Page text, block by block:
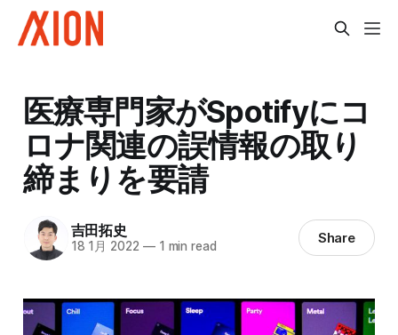
医療専門家がSpotifyにコ
ロナ関連の誤情報の取り
締まりを要請
吉田拓史
18 1月 2022 —1 min read Share